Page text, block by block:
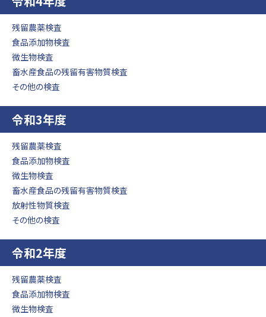
残留農薬検査
食品添加物検査
微生物検査
畜水産食品の残留有害物質検査
その他の検査
令和3年度
残留農薬検査
食品添加物検査
微生物検査
畜水産食品の残留有害物質検査
放射性物質検査
その他の検査
令和2年度
残留農薬検査
食品添加物検査
微生物検査